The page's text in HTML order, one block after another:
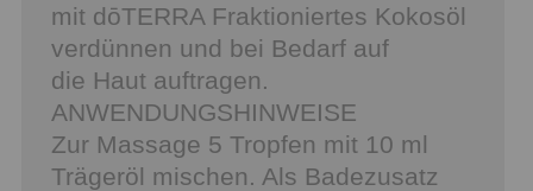
mit dōTERRA Fraktioniertes Kokosöl
verdünnen und bei Bedarf auf
die Haut auftragen.
ANWENDUNGSHINWEISE
Zur Massage 5 Tropfen mit 10 ml
Trägeröl mischen. Als Badezusatz